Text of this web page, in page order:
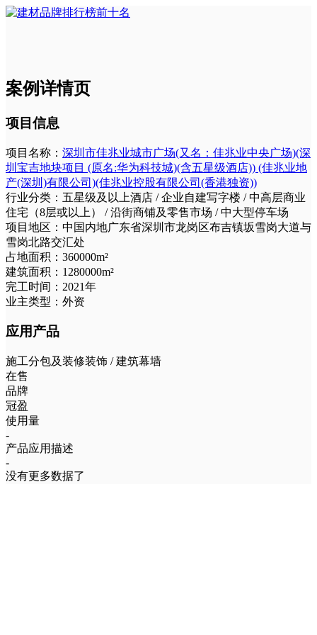
案例详情页
项目信息
项目名称： 深圳市佳兆业城市广场(又名：佳兆业中央广场)(深
圳宝吉地块项目 (原名:华为科技城)(含五星级酒店)) (佳兆业地
产(深圳)有限公司)(佳兆业控股有限公司(香港独资))
行业分类： 五星级及以上酒店 / 企业自建写字楼 / 中高层商业
住宅（8层或以上） / 沿街商铺及零售市场 / 中大型停车场
项目地区： 中国内地广东省深圳市龙岗区布吉镇坂雪岗大道与
雪岗北路交汇处
占地面积： 360000m²
建筑面积： 1280000m²
完工时间： 2021年
业主类型： 外资
应用产品
施工分包及装修装饰 / 建筑幕墙
在售
品牌
冠盈
使用量
-
产品应用描述
-
没有更多数据了